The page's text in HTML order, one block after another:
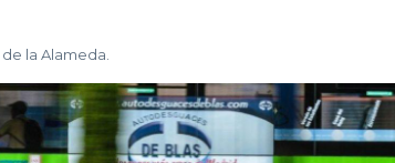
la Alameda.